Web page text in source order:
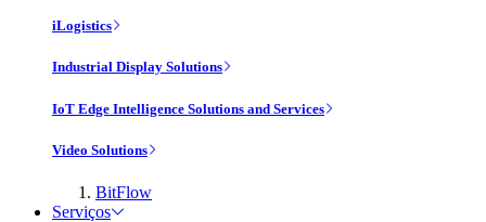
iLogistics
Industrial Display Solutions
IoT Edge Intelligence Solutions and Services
Video Solutions
BitFlow
Serviços